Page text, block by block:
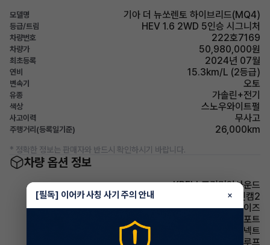
모델명 기아 더 뉴쏘렌토 하이브리드(MQ4)
등급/트림 HEV 1.6 2WD 5인승 시그니처
차량번호 222호7169
차량가 50,980,000원
최초등록 2024년 07월
연비 15.3km/L (2등급)
변속기 오토
유종 가솔린+전기
색상 스노우와이트펄
사고이력 무사고
주행거리(등록일기준) 26,000km
* 정확한 정보는 판매자와 반드시 확인하시기 바랍니다.
차량 옵션 정보
KRELL프리미엄사운드
HUD+빌트인캠2
드라이브와이즈
기본형-컴포트
스마트커넥트
선루프
[필독] 이어카 사칭 사기 주의 안내 ×